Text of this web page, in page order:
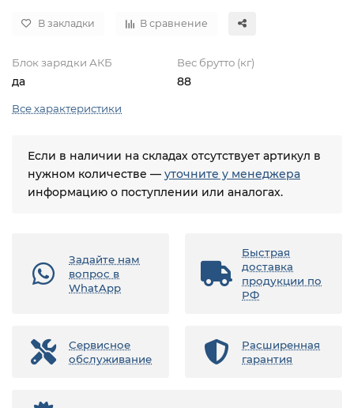
В закладки В сравнение
Блок зарядки АКБ
да
Вес брутто (кг)
88
Все характеристики
Если в наличии на складах отсутствует артикул в
нужном количестве — уточните у менеджера
информацию о поступлении или аналогах.
Задайте нам
вопрос в
WhatApp
Быстрая
доставка
продукции по
РФ
Сервисное
обслуживание
Расширенная
гарантия